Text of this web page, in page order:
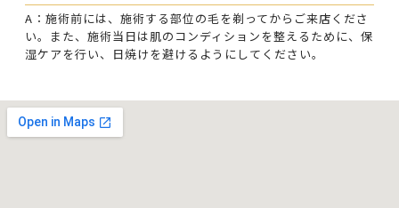
A：施術前には、施術する部位の毛を剃ってからご来店くださ
い。また、施術当日は肌のコンディションを整えるために、保
湿ケアを行い、日焼けを避けるようにしてください。